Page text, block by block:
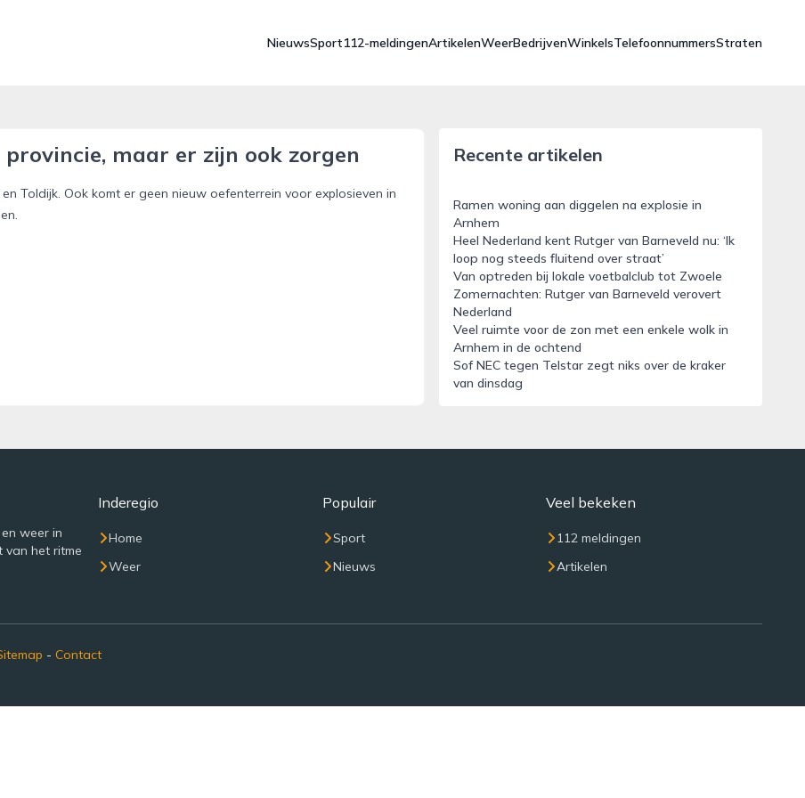
NieuwsSport112-meldingenArtikelenWeerBedrijvenWinkelsTelefoonnummersStraten
maar er zijn ook zorgen
Toldijk. Ook komt er geen nieuw oefenterrein voor explosieven in
Recente artikelen
Ramen woning aan diggelen na explosie in
Arnhem
Heel Nederland kent Rutger van Barneveld nu: ‘Ik
loop nog steeds fluitend over straat’
Van optreden bij lokale voetbalclub tot Zwoele
Zomernachten: Rutger van Barneveld verovert
Nederland
Veel ruimte voor de zon met een enkele wolk in
Arnhem in de ochtend
Sof NEC tegen Telstar zegt niks over de kraker
van dinsdag
weer in
van het ritme
Inderegio
Home
Weer
Populair
Sport
Nieuws
Veel bekeken
112 meldingen
Artikelen
- Contact